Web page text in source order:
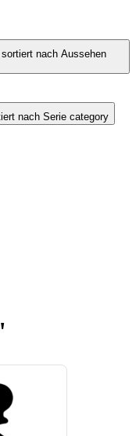
nach Aussehen
nach Serie category